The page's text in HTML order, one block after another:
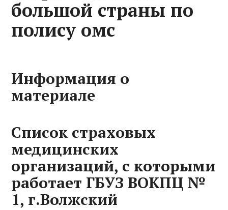
большой страны по
полису омс
Информация о
материале
Список страховых
медицинских
организаций, с которыми
работает ГБУЗ ВОКПЦ №
1, г.Волжский